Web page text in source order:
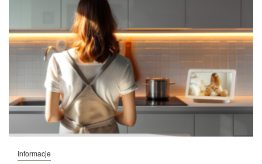
Informacje